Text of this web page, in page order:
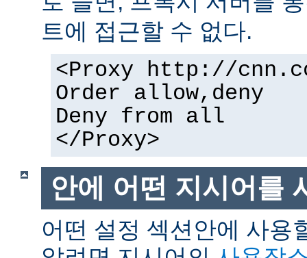
트에 접근할 수 없다.
<Proxy http://
Order allow,deny
Deny from all
</Proxy>
안에 어떤 지시어를
어떤 설정 섹션안에 사용